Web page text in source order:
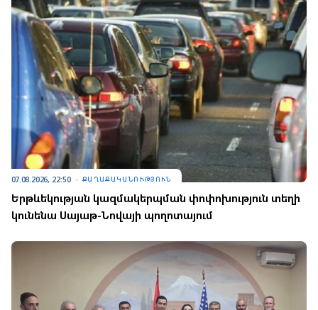
07.08.2026, 22:50 ՔԱՂԱՔԱԿԱՆՈՒԹՅՈՒՆ
Երթևեկության կազմակերպման փոփոխություն տեղի
կունենա Սայաթ-Նովայի պողոտայում